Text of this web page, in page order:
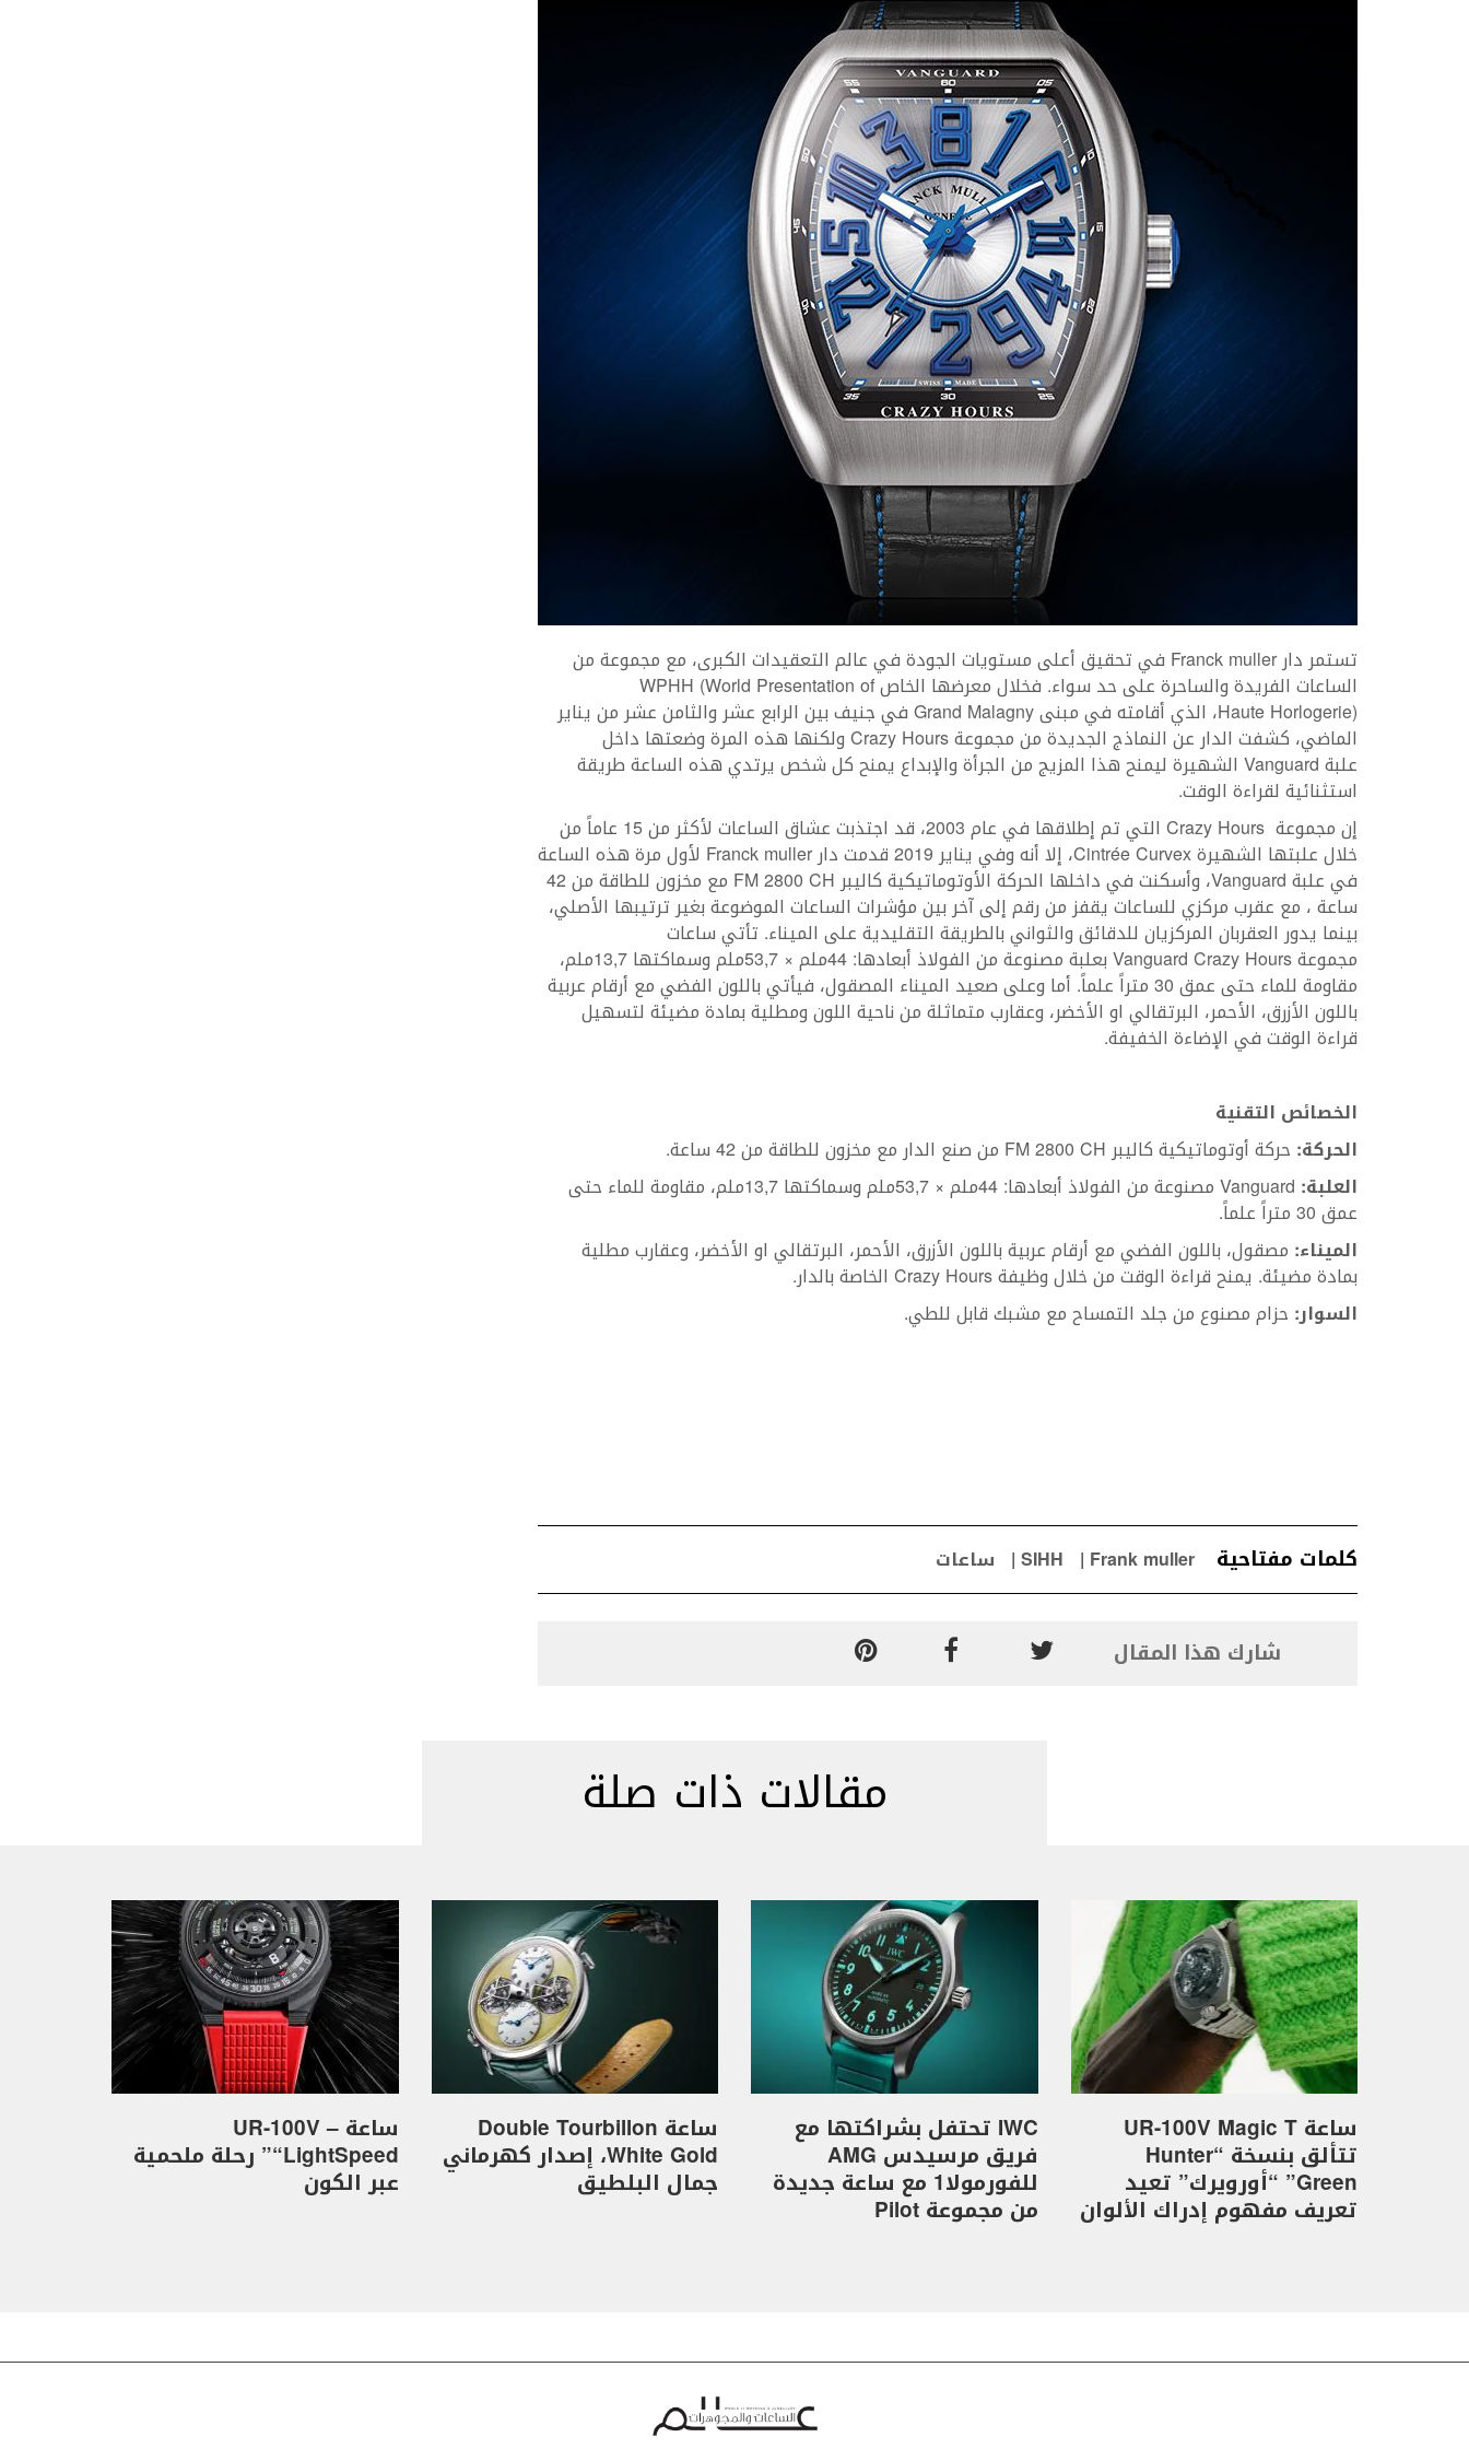
تستمر دار Franck muller في تحقيق أعلى مستويات الجودة في عالم التعقيدات الكبرى، مع مجموعة من
الساعات الفريدة والساحرة على حد سواء. فخلال معرضها الخاص WPHH (World Presentation of
Haute Horlogerie)، الذي أقامته في مبنى Grand Malagny في جنيف بين الرابع عشر والثامن عشر من يناير
الماضي، كشفت الدار عن النماذج الجديدة من مجموعة Crazy Hours ولكنها هذه المرة وضعتها داخل
علبة Vanguard الشهيرة ليمنح هذا المزيج من الجرأة والإبداع يمنح كل شخص يرتدي هذه الساعة طريقة
استثنائية لقراءة الوقت.
إن مجموعة Crazy Hours التي تم إطلاقها في عام 2003، قد اجتذبت عشاق الساعات لأكثر من 15 عاماً من
خلال علبتها الشهيرة Cintrée Curvex، إلا أنه وفي يناير 2019 قدمت دار Franck muller لأول مرة هذه الساعة
في علبة Vanguard، وأسكنت في داخلها الحركة الأوتوماتيكية كاليبر FM 2800 CH مع مخزون للطاقة من 42
ساعة ، مع عقرب مركزي للساعات يقفز من رقم إلى آخر بين مؤشرات الساعات الموضوعة بغير ترتيبها الأصلي،
بينما يدور العقربان المركزيان للدقائق والثواني بالطريقة التقليدية على الميناء. تأتي ساعات
مجموعة Vanguard Crazy Hours بعلبة مصنوعة من الفولاذ أبعادها: 44ملم × 53,7ملم وسماكتها 13,7ملم،
مقاومة للماء حتى عمق 30 متراً علماً. أما وعلى صعيد الميناء المصقول، فيأتي باللون الفضي مع أرقام عربية
باللون الأزرق، الأحمر، البرتقالي او الأخضر، وعقارب متماثلة من ناحية اللون ومطلية بمادة مضيئة لتسهيل
قراءة الوقت في الإضاءة الخفيفة.
الخصائص التقنية
الحركة: حركة أوتوماتيكية كاليبر FM 2800 CH من صنع الدار مع مخزون للطاقة من 42 ساعة.
العلبة:
Vanguard مصنوعة من الفولاذ أبعادها: 44ملم × 53,7ملم وسماكتها 13,7ملم، مقاومة للماء حتى
عمق 30 متراً علماً.
الميناء: مصقول، باللون الفضي مع أرقام عربية باللون الأزرق، الأحمر، البرتقالي او الأخضر، وعقارب مطلية
بمادة مضيئة. يمنح قراءة الوقت من خلال وظيفة Crazy Hours الخاصة بالدار.
السوار: حزام مصنوع من جلد التمساح مع مشبك قابل للطي.
كلمات مفتاحية Frank muller
SIHH ساعات
شارك هذا المقال
مقالات ذات صلة
ساعة UR-100V Magic T
تتألق بنسخة “Hunter
Green” “أورويرك” تعيد
تعريف مفهوم إدراك الألوان
IWC تحتفل بشراكتها مع
فريق مرسيدس AMG
للفورمولا1 مع ساعة جديدة
من مجموعة Pilot
ساعة Double Tourbillon
White Gold، إصدار كهرماني
جمال البلطيق
ساعة UR-100V –
“LightSpeed” رحلة ملحمية
عبر الكون